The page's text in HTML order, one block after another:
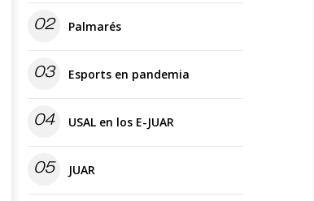
02 Palmarés
03 Esports en pandemia
04 USAL en los E-JUAR
05 JUAR